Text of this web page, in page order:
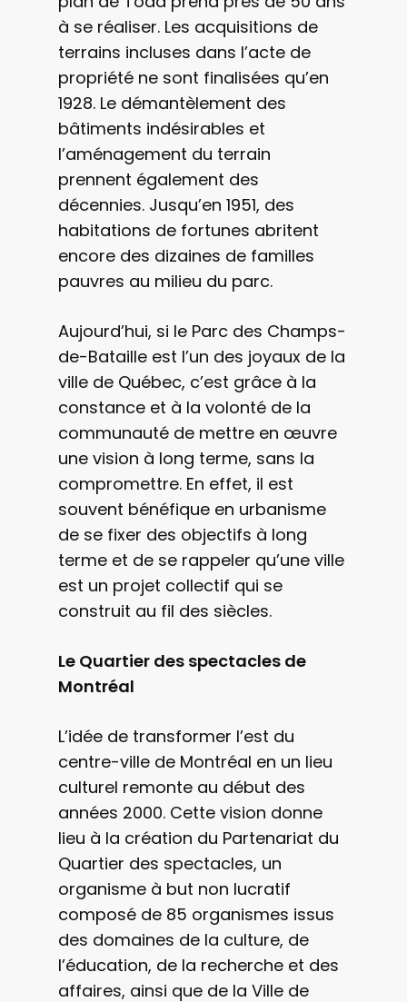
à se réaliser. Les acquisitions de
terrains incluses dans l’acte de
propriété ne sont finalisées qu’en
1928. Le démantèlement des
bâtiments indésirables et
l’aménagement du terrain
prennent également des
décennies. Jusqu’en 1951, des
habitations de fortunes abritent
encore des dizaines de familles
pauvres au milieu du parc.
Aujourd’hui, si le Parc des Champs-
de-Bataille est l’un des joyaux de la
ville de Québec, c’est grâce à la
constance et à la volonté de la
communauté de mettre en œuvre
une vision à long terme, sans la
compromettre. En effet, il est
souvent bénéfique en urbanisme
de se fixer des objectifs à long
terme et de se rappeler qu’une ville
est un projet collectif qui se
construit au fil des siècles.
Le Quartier des spectacles de
Montréal
L’idée de transformer l’est du
centre-ville de Montréal en un lieu
culturel remonte au début des
années 2000. Cette vision donne
lieu à la création du Partenariat du
Quartier des spectacles, un
organisme à but non lucratif
composé de 85 organismes issus
des domaines de la culture, de
l’éducation, de la recherche et des
affaires, ainsi que de la Ville de